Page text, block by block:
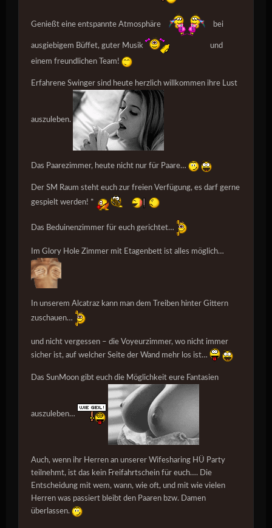
Genießt eine entspannte Atmosphäre bei
ausgiebigem Büffet, guter Musik
und
einem freundlichen Team!
Erfahrene Swinger sind heute herzlich willkommen ihre Lust
auszuleben.
Das Paarezimmer, heute nicht nur für Paare…
Der SM Raum steht euch zur freien Verfügung, es darf gerne
gespielt werden! *
Das Beduinenzimmer für euch gerichtet…
Im Glory Hole Zimmer mit Etagenbett ist alles möglich…
In unserem Alcatraz kann man dem Treiben hinter Gittern
zuschauen…
und nicht vergessen – die Voyeurzimmer, wo nicht immer
sicher ist, auf welcher Seite der Wand mehr los ist…
Das SunMoon gibt euch die Möglichkeit eure Fantasien
auszuleben…
Auch, wenn ihr Herren an unserer Wifesharing HÜ Party
teilnehmt, ist das kein Freifahrtschein für euch…. Die
Entscheidung mit wem, wann, wie oft, und mit wie vielen
Herren was passiert bleibt den Paaren bzw. Damen
überlassen.